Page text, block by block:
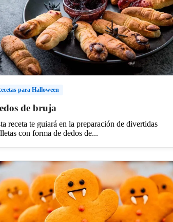
para Halloween
de bruja
receta te guiará en la preparación de divertidas
con forma de dedos de...